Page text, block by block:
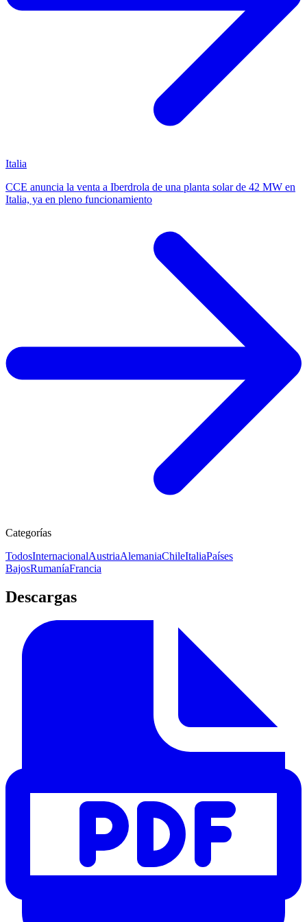
Italia
CCE anuncia la venta a Iberdrola de una planta solar de 42 MW en
Italia, ya en pleno funcionamiento
Categorías
TodosInternacionalAustriaAlemaniaChileItaliaPaíses
BajosRumaníaFrancia
Descargas